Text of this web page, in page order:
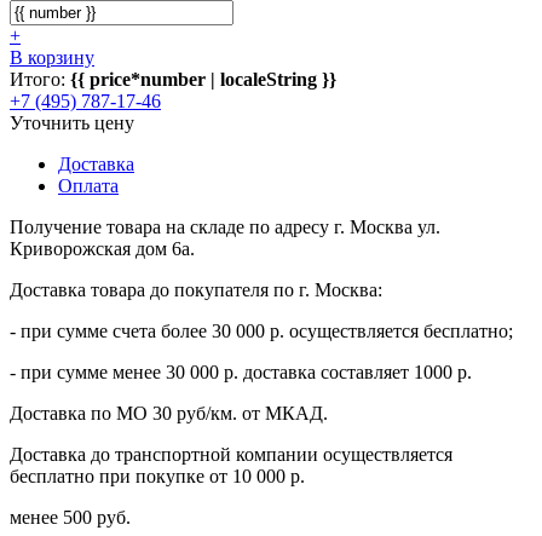
+
В корзину
Итого: {{ price*number | localeString }}
+7 (495) 787-17-46
Уточнить цену
Доставка
Оплата
Получение товара на складе по адресу г. Москва ул.
Криворожская дом 6а.
Доставка товара до покупателя по г. Москва:
- при сумме счета более 30 000 р. осуществляется бесплатно;
- при сумме менее 30 000 р. доставка составляет 1000 р.
Доставка по МО 30 руб/км. от МКАД.
Доставка до транспортной компании осуществляется
бесплатно при покупке от 10 000 р.
менее 500 руб.